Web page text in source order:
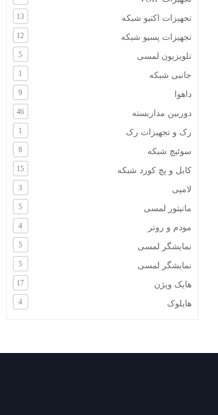
تجهیزات اکتیو شبکه 13
تجهیزات پسیو شبکه 12
تلویزیون لمسی 5
جانبی شبکه 1
داهوا 9
دوربین مداربسته 46
رک و تجهیزات رک 1
سوئیچ شبکه 8
کابل و پچ کورد شبکه 15
لامپی 3
مانیتور لمسی 5
مودم و روتر 4
نمایشگر لمسی 5
نمایشگر لمسی 5
هایک ویژن 17
هایلوک 4